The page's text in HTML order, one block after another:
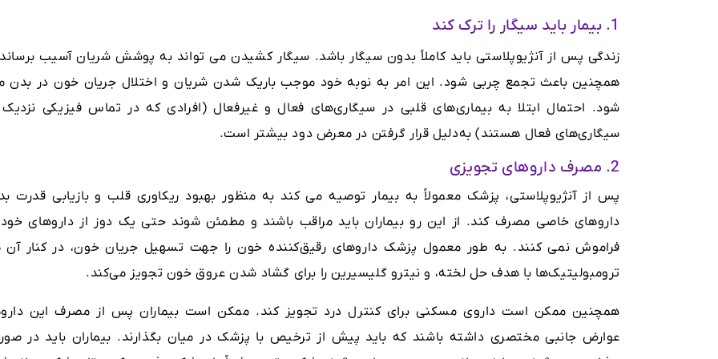
1. بیمار باید سیگار را ترک کند
زندگی پس از آنژیوپلاستی باید کاملاً بدون سیگار باشد. سیگار کشیدن می تواند به پوشش شریان آسیب
همچنین باعث تجمع چربی شود. این امر به نوبه خود موجب باریک شدن شریان و اختلال جریان خون در بدن
شود. احتمال ابتلا به بیماری‌های قلبی در سیگاری‌های فعال و غیرفعال (افرادی که در تماس فیزیکی نزدیک
سیگاری‌های فعال هستند) به‌دلیل قرار گرفتن در معرض دود بیشتر است.
2. مصرف داروهای تجویزی
پس از آنژیوپلاستی، پزشک معمولاً به بیمار توصیه می کند به منظور بهبود ریکاوری قلب و بازیابی قدرت
داروهای خاصی مصرف کند. از این رو بیماران باید مراقب باشند و مطمئن شوند حتی یک دوز از داروهای خود
فراموش نمی کنند. به طور معمول پزشک داروهای رقیق‌کننده‌ خون را جهت تسهیل جریان خون، در کنار آن
ترومبولیتیک‌ها با هدف حل لخته، و نیترو گلیسیرین را برای گشاد شدن عروق خون تجویز می‌کند.
همچنین ممکن است داروی مسکنی برای کنترل درد تجویز کند. ممکن است بیماران پس از مصرف این
عوارض جانبی مختصری داشته باشند که باید پیش از ترخیص با پزشک در میان بگذارند. بیماران باید در